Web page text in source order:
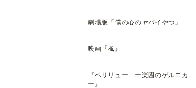
劇場版「僕の心のヤバイやつ」
映画『楓』
『ペリリュー ー楽園のゲルニカ
ー』